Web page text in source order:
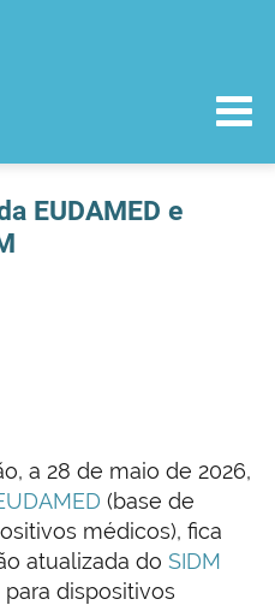
EUDAMED e
a 28 de maio de 2026,
(base de
médicos), fica
atualizada do SIDM
dispositivos